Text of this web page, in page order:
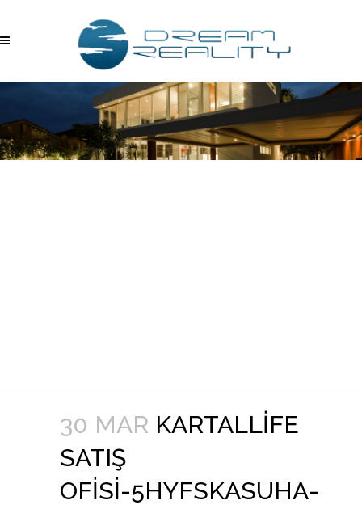
30 MAR KARTALLIFE
SATIŞ
OFISI-5HYFSKASUHA-